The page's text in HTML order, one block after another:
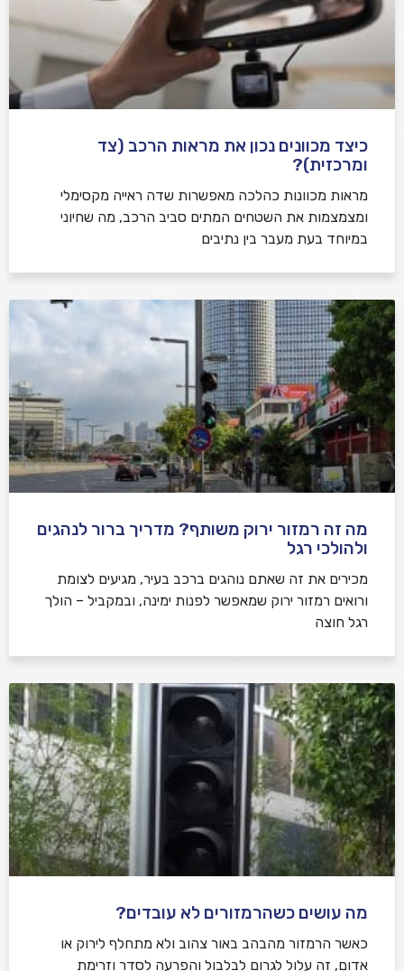
כיצד מכוונים נכון את מראות הרכב (צד
ומרכזית)?
מראות מכוונות כהלכה מאפשרות שדה ראייה מקסימלי
ומצמצמות את השטחים המתים סביב הרכב, מה שחיוני
במיוחד בעת מעבר בין נתיבים
מה זה רמזור ירוק משותף? מדריך ברור לנהגים
ולהולכי רגל
מכירים את זה שאתם נוהגים ברכב בעיר, מגיעים לצומת
ורואים רמזור ירוק שמאפשר לפנות ימינה, ובמקביל – הולך
רגל חוצה
מה עושים כשהרמזורים לא עובדים?
כאשר הרמזור מהבהב באור צהוב ולא מתחלף לירוק או
אדום, זה עלול לגרום לבלבול והפרעה לסדר וזרימת